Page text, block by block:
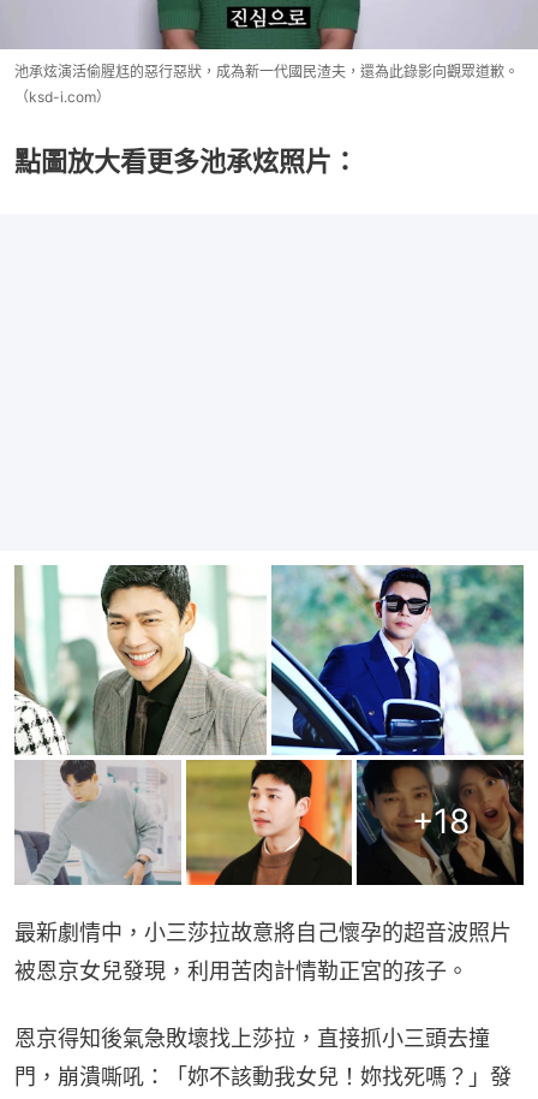
池承炫演活偷腥尪的惡行惡狀，成為新一代國民渣夫，還為此錄影向觀眾道歉。
（ksd-i.com）
點圖放大看更多池承炫照片：
+18
最新劇情中，小三莎拉故意將自己懷孕的超音波照片
被恩京女兒發現，利用苦肉計情勒正宮的孩子。
恩京得知後氣急敗壞找上莎拉，直接抓小三頭去撞
門，崩潰嘶吼：「妳不該動我女兒！妳找死嗎？」發